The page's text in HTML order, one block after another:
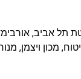
תל אביב,
, מכון ויצמן,